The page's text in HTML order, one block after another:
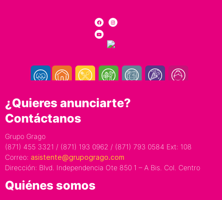
¿Quieres anunciarte?
Contáctanos
Grupo Grago
(871) 455 3321 / (871) 193 0962 / (871) 793 0584 Ext: 108
Correo: asistente@grupogrago.com
Dirección: Blvd. Independencia Ote 850 1 – A Bis. Col. Centro
Quiénes somos